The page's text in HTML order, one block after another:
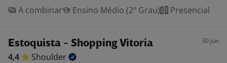
A combinar
Ensino Médio (2º Grau) Presencial
Estoquista - Shopping Vitoria 30 jun
4,4
Shoulder